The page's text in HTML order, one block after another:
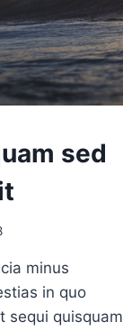
sed
minus
in quo
sequi quisquam